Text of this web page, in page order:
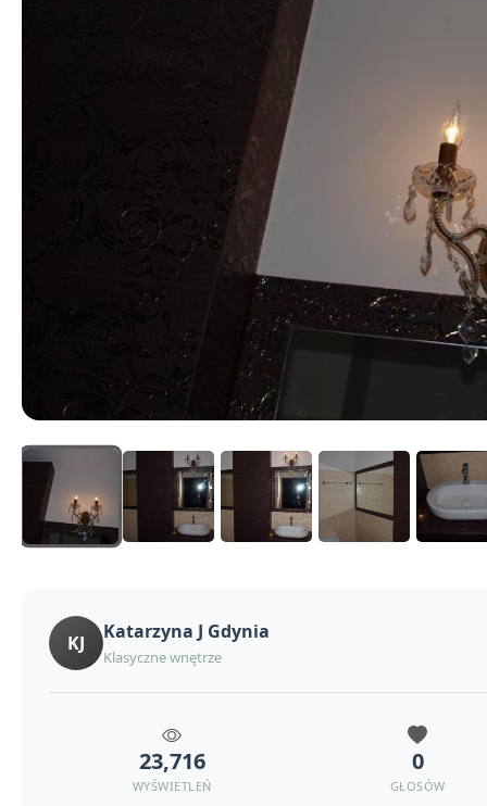
KJ Katarzyna J Gdynia
Klasyczne wnętrze
23,716
WYŚWIETLEŃ
0
GŁOSÓW